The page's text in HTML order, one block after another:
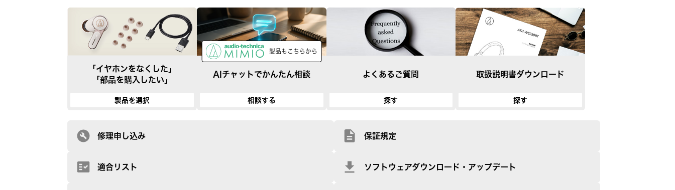
「イヤホンをなくした」
「部品を購入したい」
製品を選択
製品もこちらから
AIチャットでかんたん相談
相談する
よくあるご質問
探す
取扱説明書ダウンロード
探す
修理申し込み 保証規定
適合リスト ソフトウェアダウンロード・アップデート